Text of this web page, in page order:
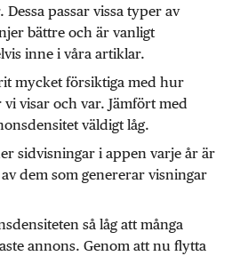
passar vissa typer av
bättre och är vanligt
inne i våra artiklar.
mycket försiktiga med hur
visar och var. Jämfört med
väldigt låg.
sidvisningar i appen varje år är
dem som genererar visningar
så låg att många
annons. Genom att nu flytta